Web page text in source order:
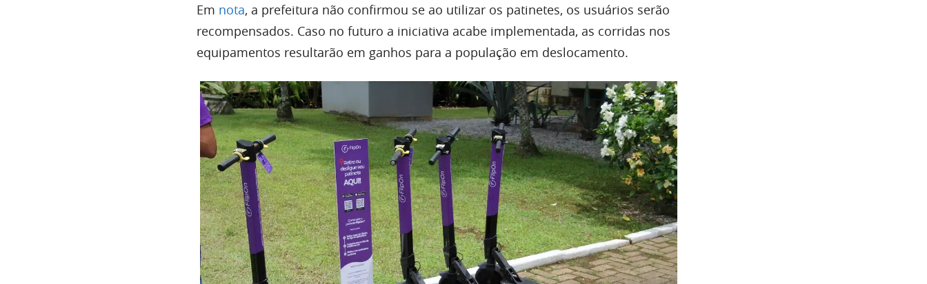
Em nota, a prefeitura não confirmou se ao utilizar os patinetes, os usuários serão
recompensados. Caso no futuro a iniciativa acabe implementada, as corridas nos
equipamentos resultarão em ganhos para a população em deslocamento.